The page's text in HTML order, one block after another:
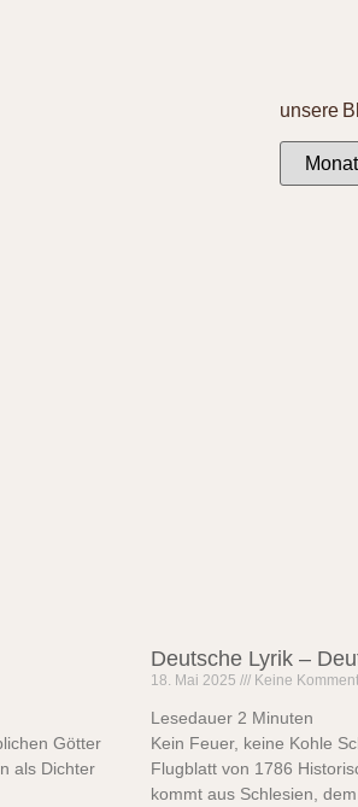
unsere
Götter
als Dichter
Deutsche Lyrik –
18. Mai 2025 Keine
Lesedauer 2 Minuten
Kein Feuer, keine Kohle
Flugblatt von 1786
kommt aus Schlesien,